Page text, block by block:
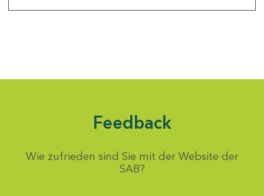
Feedback
Wie zufrieden sind Sie mit der Website der
SAB?